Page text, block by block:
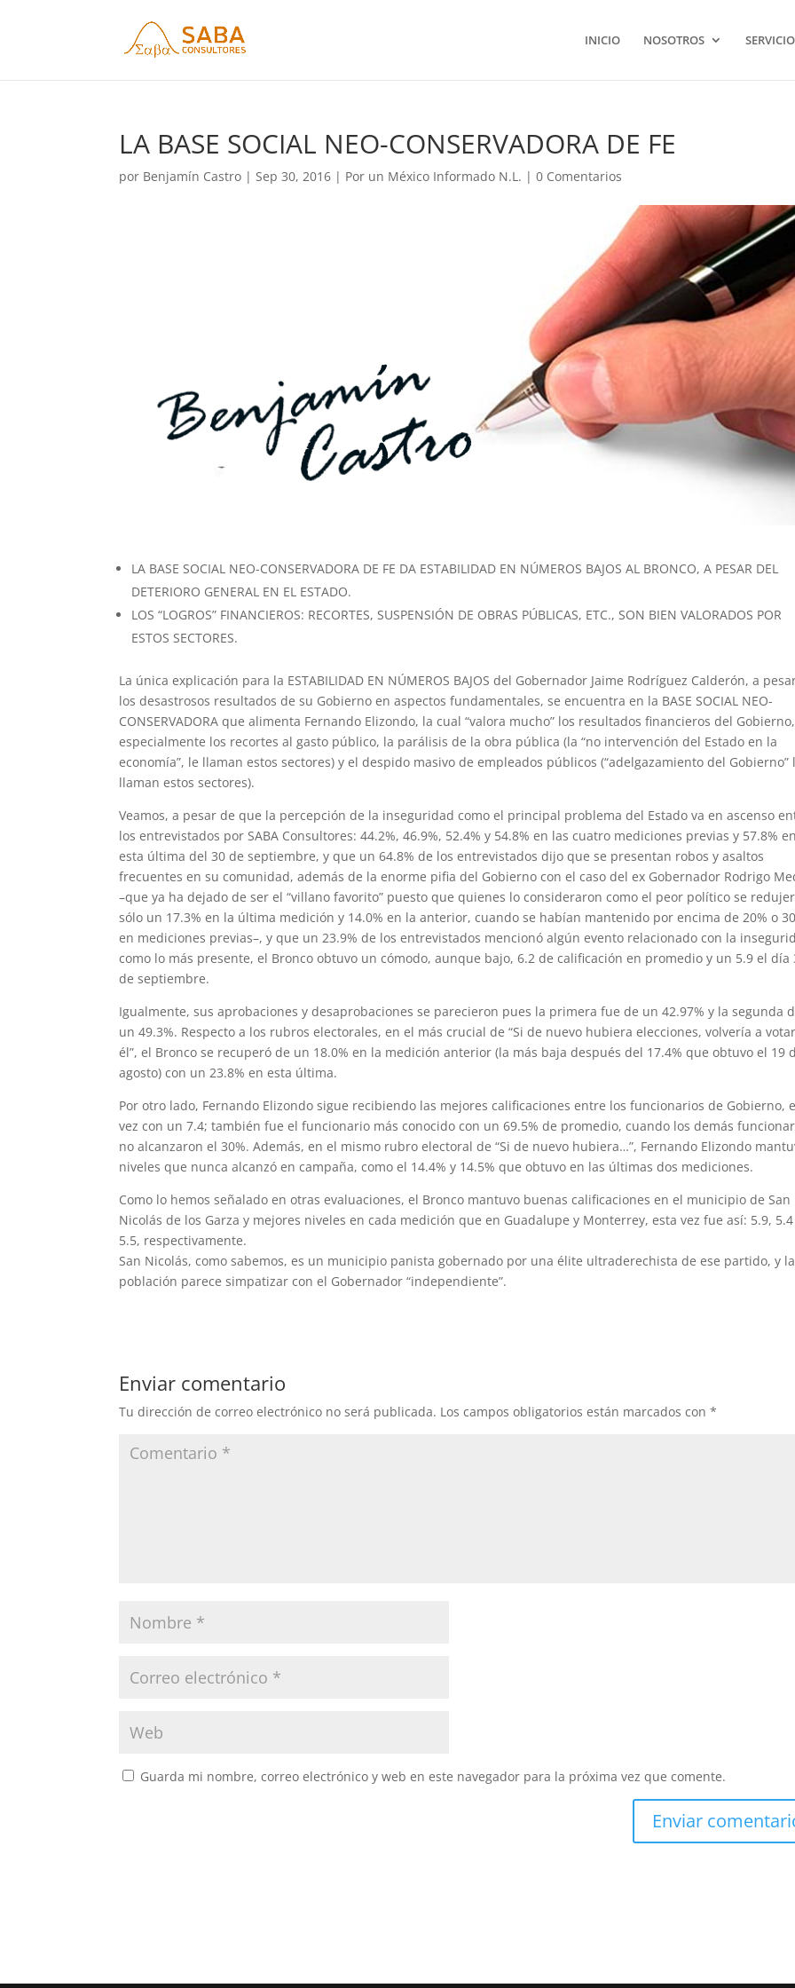
INICIO NOSOTROS
LA BASE SOCIAL NEO-CONSERVADORA DE FE
por Benjamín Castro |Sep 30, 2016 | Por un México Informado N.L. |0 Comentarios
LA BASE SOCIAL NEO-CONSERVADORA DE FE DA ESTABILIDAD EN NÚMEROS BAJOS AL BRONCO, A PESAR DEL
DETERIORO GENERAL EN EL ESTADO.
LOS “LOGROS” FINANCIEROS: RECORTES, SUSPENSIÓN DE OBRAS PÚBLICAS, ETC., SON BIEN VALORADOS POR
ESTOS SECTORES.
La única explicación para la ESTABILIDAD EN NÚMEROS BAJOS del Gobernador Jaime Rodríguez Calderón, a
los desastrosos resultados de su Gobierno en aspectos fundamentales, se encuentra en la BASE SOCIAL NEO-
CONSERVADORA que alimenta Fernando Elizondo, la cual “valora mucho” los resultados financieros del Gobierno,
especialmente los recortes al gasto público, la parálisis de la obra pública (la “no intervención del Estado en la
economía”, le llaman estos sectores) y el despido masivo de empleados públicos (“adelgazamiento del Gobierno”
llaman estos sectores).
Veamos, a pesar de que la percepción de la inseguridad como el principal problema del Estado va en ascenso
los entrevistados por SABA Consultores: 44.2%, 46.9%, 52.4% y 54.8% en las cuatro mediciones previas y 57.8%
esta última del 30 de septiembre, y que un 64.8% de los entrevistados dijo que se presentan robos y asaltos
frecuentes en su comunidad, además de la enorme pifia del Gobierno con el caso del ex Gobernador Rodrigo
–que ya ha dejado de ser el “villano favorito” puesto que quienes lo consideraron como el peor político se
sólo un 17.3% en la última medición y 14.0% en la anterior, cuando se habían mantenido por encima de 20% o
en mediciones previas–, y que un 23.9% de los entrevistados mencionó algún evento relacionado con la
como lo más presente, el Bronco obtuvo un cómodo, aunque bajo, 6.2 de calificación en promedio y un 5.9 el día
de septiembre.
Igualmente, sus aprobaciones y desaprobaciones se parecieron pues la primera fue de un 42.97% y la segunda
un 49.3%. Respecto a los rubros electorales, en el más crucial de “Si de nuevo hubiera elecciones, volvería a
él”, el Bronco se recuperó de un 18.0% en la medición anterior (la más baja después del 17.4% que obtuvo el 19
agosto) con un 23.8% en esta última.
Por otro lado, Fernando Elizondo sigue recibiendo las mejores calificaciones entre los funcionarios de Gobierno,
vez con un 7.4; también fue el funcionario más conocido con un 69.5% de promedio, cuando los demás
no alcanzaron el 30%. Además, en el mismo rubro electoral de “Si de nuevo hubiera…”, Fernando Elizondo
niveles que nunca alcanzó en campaña, como el 14.4% y 14.5% que obtuvo en las últimas dos mediciones.
Como lo hemos señalado en otras evaluaciones, el Bronco mantuvo buenas calificaciones en el municipio de San
Nicolás de los Garza y mejores niveles en cada medición que en Guadalupe y Monterrey, esta vez fue así: 5.9,
5.5, respectivamente.
San Nicolás, como sabemos, es un municipio panista gobernado por una élite ultraderechista de ese partido, y la
población parece simpatizar con el Gobernador “independiente”.
Enviar comentario
Tu dirección de correo electrónico no será publicada. Los campos obligatorios están marcados con*
Guarda mi nombre, correo electrónico y web en este navegador para la próxima vez que comente.